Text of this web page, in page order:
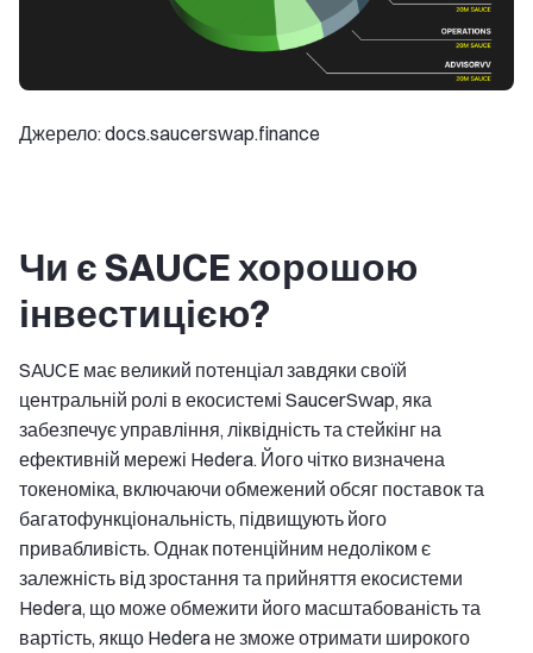
Джерело: docs.saucerswap.finance
Чи є SAUCE хорошою
інвестицією?
SAUCE має великий потенціал завдяки своїй
центральній ролі в екосистемі SaucerSwap, яка
забезпечує управління, ліквідність та стейкінг на
ефективній мережі Hedera. Його чітко визначена
токеноміка, включаючи обмежений обсяг поставок та
багатофункціональність, підвищують його
привабливість. Однак потенційним недоліком є
залежність від зростання та прийняття екосистеми
Hedera, що може обмежити його масштабованість та
вартість, якщо Hedera не зможе отримати широкого